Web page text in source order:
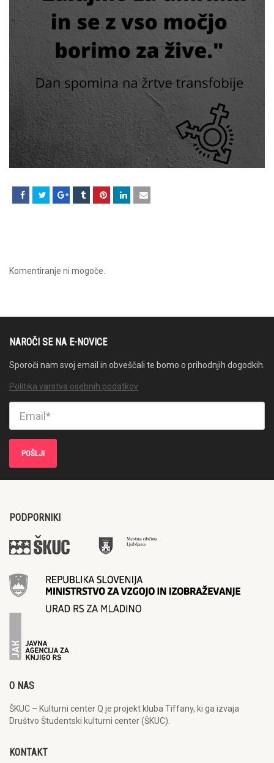
Komentiranje ni mogoče.
NAROČI SE NA E-NOVICE
Sporoči nam svoj email in obveščali te bomo o prihodnjih dogodkih.
Politika varstva osebnih podatkov
PODPORNIKI
O NAS
ŠKUC – Kulturni center Q je projekt kluba Tiffany, ki ga izvaja
Društvo Študentski kulturni center (ŠKUC).
KONTAKT